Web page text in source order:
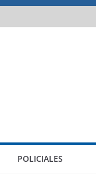
POLICIALES